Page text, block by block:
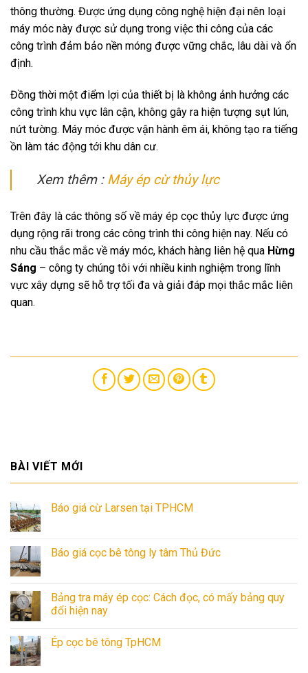
thông thường. Được ứng dụng công nghệ hiện đại nên loại
máy móc này được sử dụng trong việc thi công của các
công trình đảm bảo nền móng được vững chắc, lâu dài và ổn
định.
Đồng thời một điểm lợi của thiết bị là không ảnh hưởng các
công trình khu vực lân cận, không gây ra hiện tượng sụt lún,
nứt tường. Máy móc được vận hành êm ái, không tạo ra tiếng
ồn làm tác động tới khu dân cư.
Xem thêm : Máy ép cừ thủy lực
Trên đây là các thông số về máy ép cọc thủy lực được ứng
dụng rộng rãi trong các công trình thi công hiện nay. Nếu có
nhu cầu thắc mắc về máy móc, khách hàng liên hệ qua Hừng
Sáng – công ty chúng tôi với nhiều kinh nghiệm trong lĩnh
vực xây dựng sẽ hỗ trợ tối đa và giải đáp mọi thắc mắc liên
quan.
BÀI VIẾT MỚI
Báo giá cừ Larsen tại TPHCM
Báo giá cọc bê tông ly tâm Thủ Đức
Bảng tra máy ép cọc: Cách đọc, có mấy bảng quy
đổi hiện nay
Ép cọc bê tông TpHCM